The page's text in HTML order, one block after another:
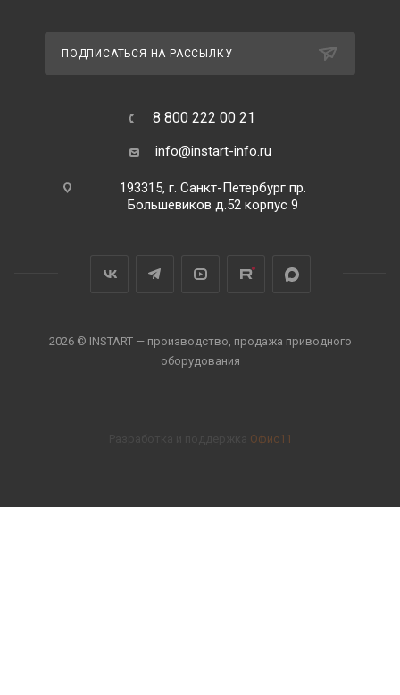
ПОДПИСАТЬСЯ НА РАССЫЛКУ
8 800 222 00 21
info@instart-info.ru
193315, г. Санкт-Петербург пр.
Большевиков д.52 корпус 9
2026 © INSTART — производство, продажа приводного
оборудования
Офис11